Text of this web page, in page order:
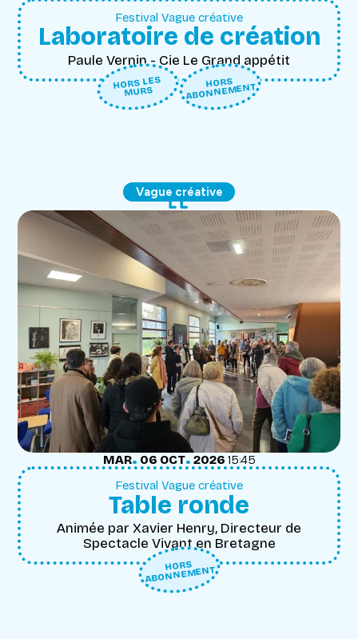
Festival Vague créative
Laboratoire de création
Paule Vernin - Cie Le Grand appétit
HORS LES
MURS
HORS
ABONNEMENT
Vague créative
MARDI
MAR. 06 OCTOBRE
OCT.2026 15:45
Festival Vague créative
Table ronde
Animée par Xavier Henry, Directeur de
Spectacle Vivant en Bretagne
HORS
ABONNEMENT